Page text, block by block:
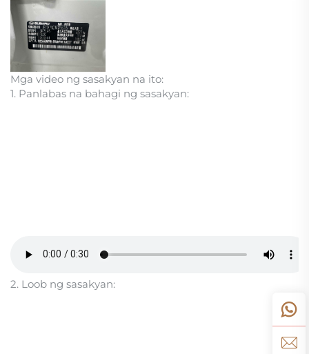
Mga video ng sasakyan na ito:
1. Panlabas na bahagi ng sasakyan:
2. Loob ng sasakyan: